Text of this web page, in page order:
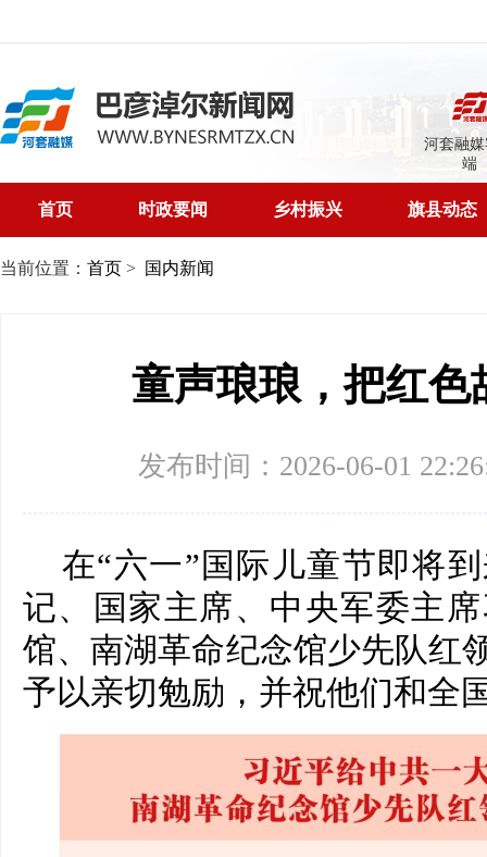
河套融
端
首页 时政要闻 乡村振兴 旗县动态
当前位置： 首页 > 国内新闻
童声琅琅，把红色
发布时间：2026-06-01
在“六一”国际儿童节即将
记、国家主席、中央军委主
馆、南湖革命纪念馆少先队红
予以亲切勉励，并祝他们和全